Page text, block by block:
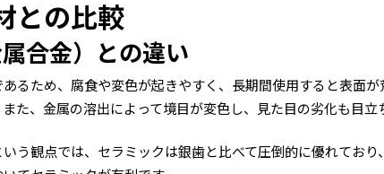
との比較
合金）との違い
るため、腐食や変色が起きやすく、長期間使用すると表面
た、金属の溶出によって境目が変色し、見た目の劣化も目立
う観点では、セラミックは銀歯と比べて圧倒的に優れてお